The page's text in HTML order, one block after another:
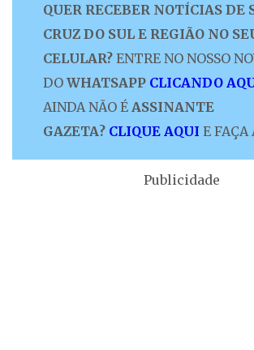
QUER RECEBER NOTÍCIAS DE
CRUZ DO SUL E REGIÃO NO
CELULAR? ENTRE NO NOSSO
DO WHATSAPP CLICANDO
AINDA NÃO É ASSINANTE
GAZETA? CLIQUE AQUI E FAÇA
Publicidade